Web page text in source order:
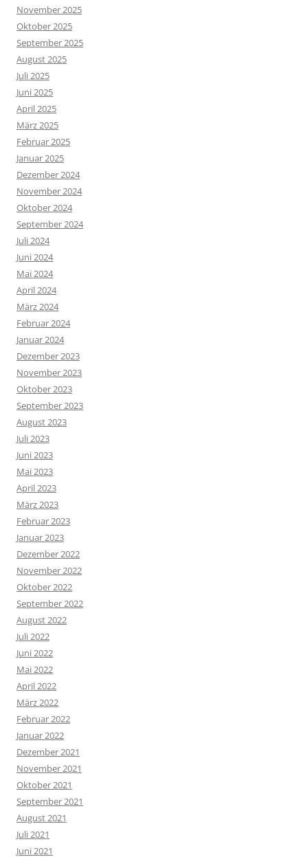
November 2025
Oktober 2025
September 2025
August 2025
Juli 2025
Juni 2025
April 2025
März 2025
Februar 2025
Januar 2025
Dezember 2024
November 2024
Oktober 2024
September 2024
Juli 2024
Juni 2024
Mai 2024
April 2024
März 2024
Februar 2024
Januar 2024
Dezember 2023
November 2023
Oktober 2023
September 2023
August 2023
Juli 2023
Juni 2023
Mai 2023
April 2023
März 2023
Februar 2023
Januar 2023
Dezember 2022
November 2022
Oktober 2022
September 2022
August 2022
Juli 2022
Juni 2022
Mai 2022
April 2022
März 2022
Februar 2022
Januar 2022
Dezember 2021
November 2021
Oktober 2021
September 2021
August 2021
Juli 2021
Juni 2021